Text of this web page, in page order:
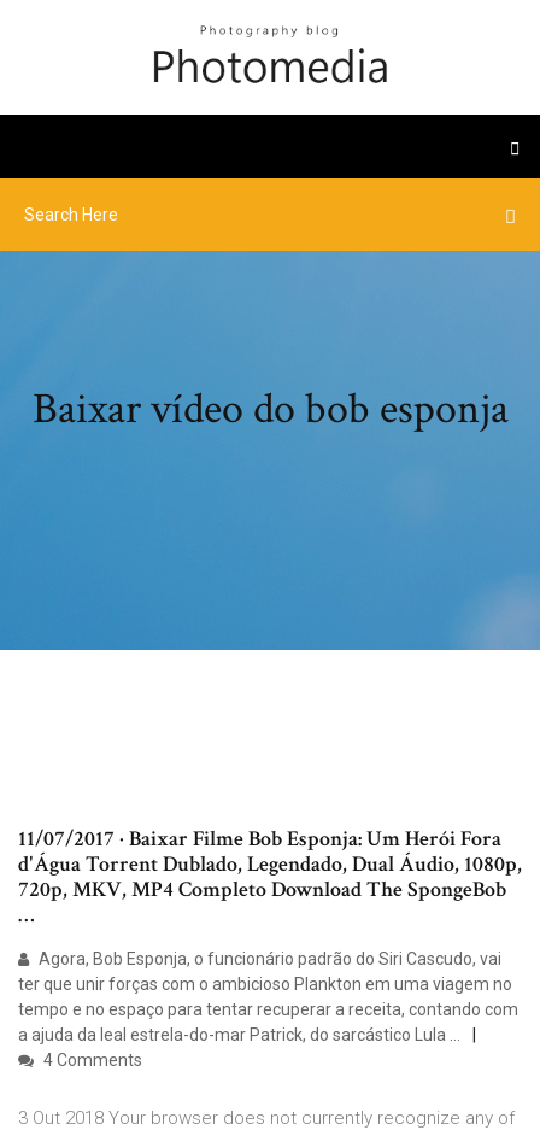
Baixar vídeo do bob esponja
11/07/2017 · Baixar Filme Bob Esponja: Um Herói Fora
d'Água Torrent Dublado, Legendado, Dual Áudio, 1080p,
720p, MKV, MP4 Completo Download The SpongeBob
…
Agora, Bob Esponja, o funcionário padrão do Siri Cascudo, vai
ter que unir forças com o ambicioso Plankton em uma viagem no
tempo e no espaço para tentar recuperar a receita, contando com
a ajuda da leal estrela-do-mar Patrick, do sarcástico Lula …
4 Comments
3 Out 2018 Your browser does not currently recognize any of